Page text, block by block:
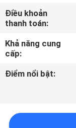
KIỂM
SOÁT
CHẤT
LƯỢNG
HỆ
Điều khoản
thanh toán:
Khả năng cung
cấp:
Điểm nổi bật: